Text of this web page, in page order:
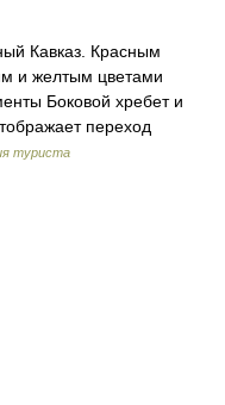
Кавказ. Красным
и желтым цветами
Боковой хребет и
переход
туриста